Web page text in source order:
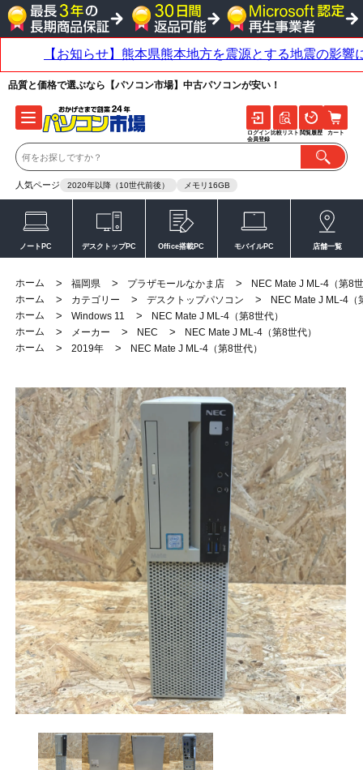
品質と価格で選ぶなら【パソコン市場】中古パソコンが安い！
人気ページ 2020年以降（10世代前後） メモリ16GB
ログイン
会員登録
比較リスト 閲覧履歴 カート
ノートPC デスクトップPC Office搭載PC モバイルPC 店舗一覧
ホーム > 福岡県 > プラザモールなかま店 >
NEC Mate J ML-4（第8
ホーム
> カテゴリー > デスクトップパソコン >
NEC Mate J ML-4（
ホーム
> Windows 11 >
NEC Mate J ML-4（第8世代）
ホーム
> メーカー > NEC >
NEC Mate J ML-4（第8世代）
ホーム
> 2019年 > NEC Mate J ML-4（第8世代）